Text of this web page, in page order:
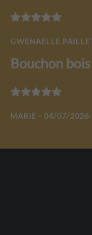
GWENAELLE
Bouchon
MARIE - 04/07/2026